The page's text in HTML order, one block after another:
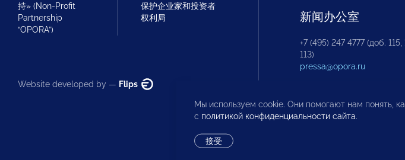
持» (Non-Profit
Partnership
“OPORA”)
保护企业家和投资者
权利局
Website developed by — Flips
新闻办公室
+7 (495) 247 4777 (доб. 115,
113)
pressa@opora.ru
Мы используем cookie. Они помогают нам понять,
с политикой конфиденциальности сайта.
接受